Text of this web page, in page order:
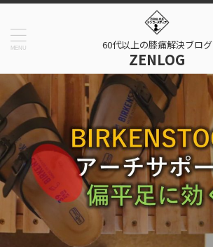
60代以上の膝痛解決ブログ
ZENLOG